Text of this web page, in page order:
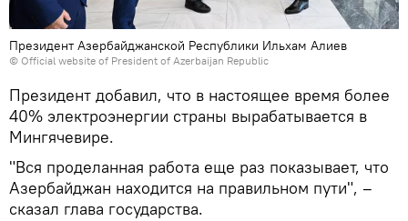
Президент Азербайджанской Республики Ильхам Алиев
© Official website of President of Azerbaijan Republic
Президент добавил, что в настоящее время более
40% электроэнергии страны вырабатывается в
Мингячевире.
"Вся проделанная работа еще раз показывает, что
Азербайджан находится на правильном пути", –
сказал глава государства.